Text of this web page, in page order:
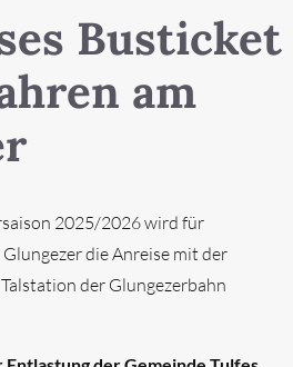
& KONTAKT
Adults only
Busticket
am
2025/2026 wird für
die Anreise mit der
der Glungezerbahn